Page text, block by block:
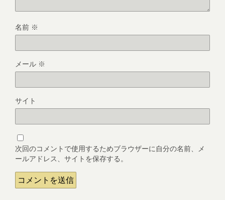
名前 ※
メール ※
サイト
次回のコメントで使用するためブラウザーに自分の名前、メ
ールアドレス、サイトを保存する。